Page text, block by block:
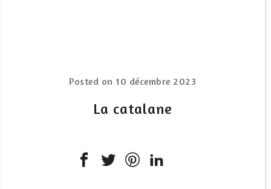
Posted on 10 décembre 2023
La catalane